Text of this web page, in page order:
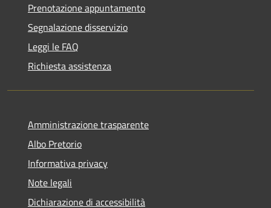
Prenotazione appuntamento
Segnalazione disservizio
Leggi le FAQ
Richiesta assistenza
Amministrazione trasparente
Albo Pretorio
Informativa privacy
Note legali
Dichiarazione di accessibilità